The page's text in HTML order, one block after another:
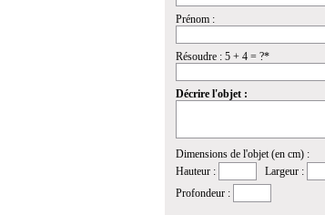
Prénom :
Résoudre : 5 + 4 = ?*
Décrire l'objet :
Dimensions de l'objet (en cm) :
Hauteur :
Largeur :
Profondeur :